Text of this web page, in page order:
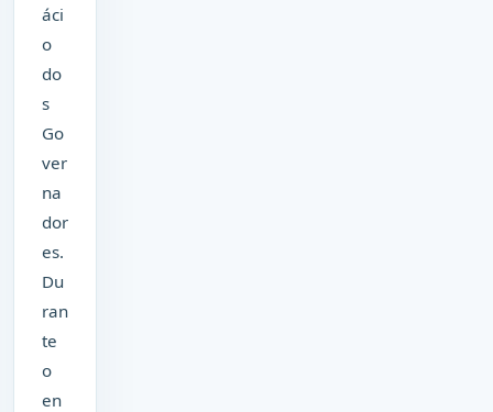
áci
o
do
s
Go
ver
na
dor
es.
Du
ran
te
o
en